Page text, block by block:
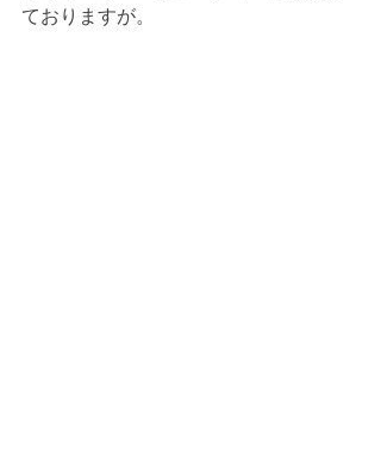
ておりますが。